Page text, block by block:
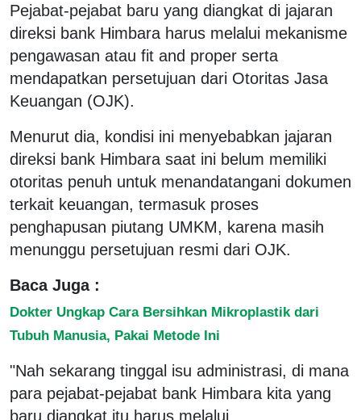
Pejabat-pejabat baru yang diangkat di jajaran
direksi bank Himbara harus melalui mekanisme
pengawasan atau fit and proper serta
mendapatkan persetujuan dari Otoritas Jasa
Keuangan (OJK).
Menurut dia, kondisi ini menyebabkan jajaran
direksi bank Himbara saat ini belum memiliki
otoritas penuh untuk menandatangani dokumen
terkait keuangan, termasuk proses
penghapusan piutang UMKM, karena masih
menunggu persetujuan resmi dari OJK.
Baca Juga :
Dokter Ungkap Cara Bersihkan Mikroplastik dari
Tubuh Manusia, Pakai Metode Ini
"Nah sekarang tinggal isu administrasi, di mana
para pejabat-pejabat bank Himbara kita yang
baru diangkat itu harus melalui